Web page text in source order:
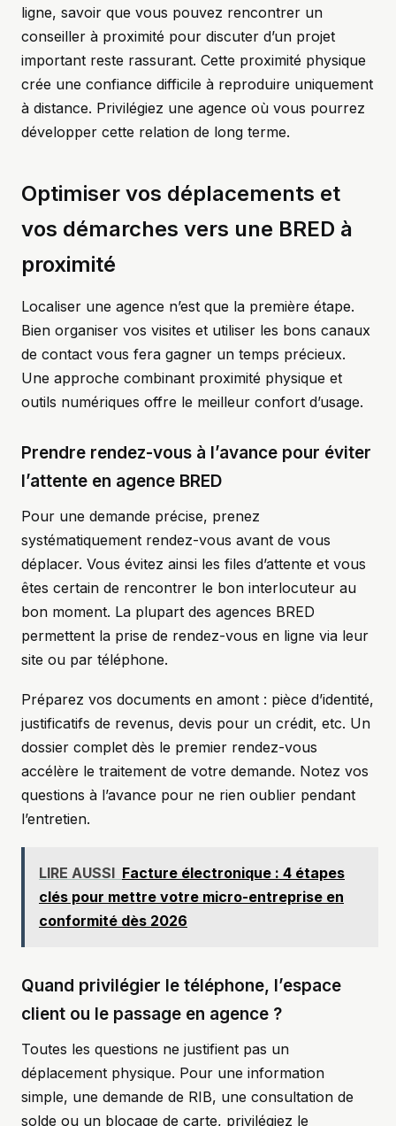
ligne, savoir que vous pouvez rencontrer un
conseiller à proximité pour discuter d’un projet
important reste rassurant. Cette proximité physique
crée une confiance difficile à reproduire uniquement
à distance. Privilégiez une agence où vous pourrez
développer cette relation de long terme.
Optimiser vos déplacements et
vos démarches vers une BRED à
proximité
Localiser une agence n’est que la première étape.
Bien organiser vos visites et utiliser les bons canaux
de contact vous fera gagner un temps précieux.
Une approche combinant proximité physique et
outils numériques offre le meilleur confort d’usage.
Prendre rendez-vous à l’avance pour éviter
l’attente en agence BRED
Pour une demande précise, prenez
systématiquement rendez-vous avant de vous
déplacer. Vous évitez ainsi les files d’attente et vous
êtes certain de rencontrer le bon interlocuteur au
bon moment. La plupart des agences BRED
permettent la prise de rendez-vous en ligne via leur
site ou par téléphone.
Préparez vos documents en amont : pièce d’identité,
justificatifs de revenus, devis pour un crédit, etc. Un
dossier complet dès le premier rendez-vous
accélère le traitement de votre demande. Notez vos
questions à l’avance pour ne rien oublier pendant
l’entretien.
LIRE AUSSI Facture électronique : 4 étapes
clés pour mettre votre micro-entreprise en
conformité dès 2026
Quand privilégier le téléphone, l’espace
client ou le passage en agence ?
Toutes les questions ne justifient pas un
déplacement physique. Pour une information
simple, une demande de RIB, une consultation de
solde ou un blocage de carte, privilégiez le